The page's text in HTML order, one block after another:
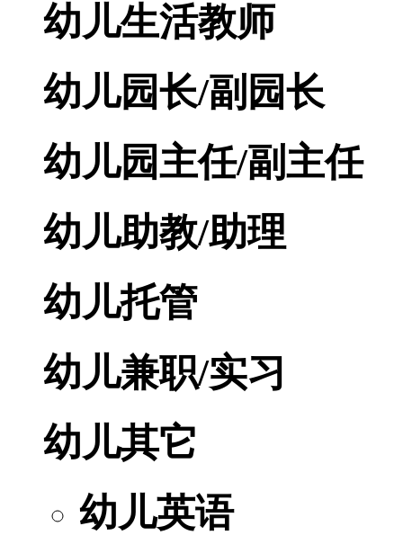
幼儿生活教师
幼儿园长/副园长
幼儿园主任/副主任
幼儿助教/助理
幼儿托管
幼儿兼职/实习
幼儿其它
幼儿英语